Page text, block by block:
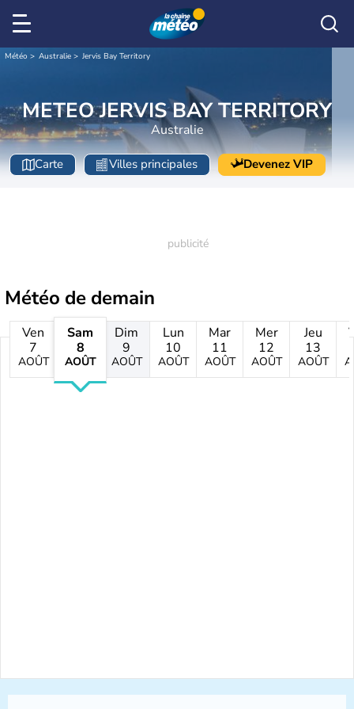
Météo Australie Jervis Bay Territory
METEO JERVIS BAY TERRITORY
Australie
Carte Villes principales Devenez VIP
Météo de demain
Ven
7
AOÛT
Sam
8
AOÛT
Dim
9
AOÛT
Lun
10
AOÛT
Mar
11
AOÛT
Mer
12
AOÛT
Jeu
13
AOÛT